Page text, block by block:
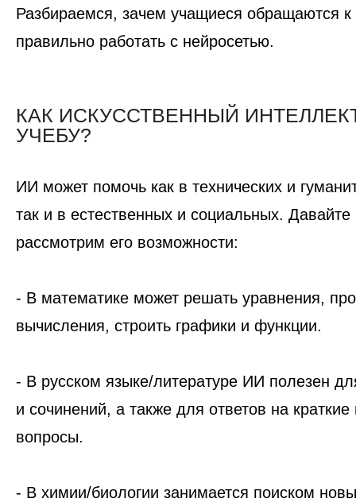
Разбираемся, зачем учащиеся обращаются к
правильно работать с нейросетью.
КАК ИСКУССТВЕННЫЙ
УЧЕБУ?
ИИ может помочь как в технических и
так и в естественных и социальных.
рассмотрим его возможности:
- В математике может решать уравнения,
вычисления, строить графики и функции.
- В русском языке/литературе ИИ полезен
и сочинений, а также для ответов на
вопросы.
- В химии/биологии занимается поиском